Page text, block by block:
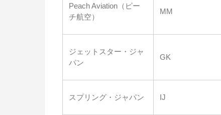
Peach Aviation（ピー
チ航空）
MM
ジェットスター・ジャ
パン
GK
スプリング・ジャパン IJ